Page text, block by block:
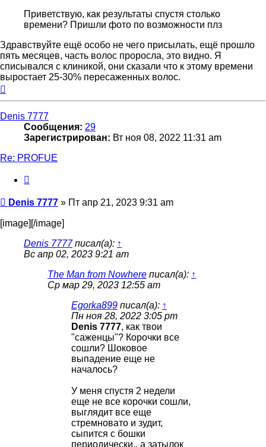
Приветствую, как результаты спустя столько
времени? Пришли фото по возможности плз
Здравствуйте ещё особо не чего присылать, ещё прошло
пять месяцев, часть волос проросла, это видно. Я
списывался с клиникой, они сказали что к этому времени
выростает 25-30% пересаженных волос.
Denis 7777
Сообщения: 29
Зарегистрирован: Вт ноя 08, 2022 11:31 am
Re: PROFUE
Сообщение
Denis 7777 » Пт апр 21, 2023 9:31 am
[image][/image]
Denis 7777писал(а): ↑
Вс апр 02, 2023 9:21 am
The Man from Nowhere писал(а): ↑
Ср мар 29, 2023 12:55 am
Egorka899 писал(а): ↑
Пн ноя 28, 2022 3:05 pm
Denis 7777, как твои
"саженцы"? Корочки все
сошли? Шоковое
выпадение еще не
началось?
У меня спустя 2 недели
еще не все корочки сошли,
выглядит все еще
стремновато и зудит,
сыпится с бошки
периодически.. а затылок